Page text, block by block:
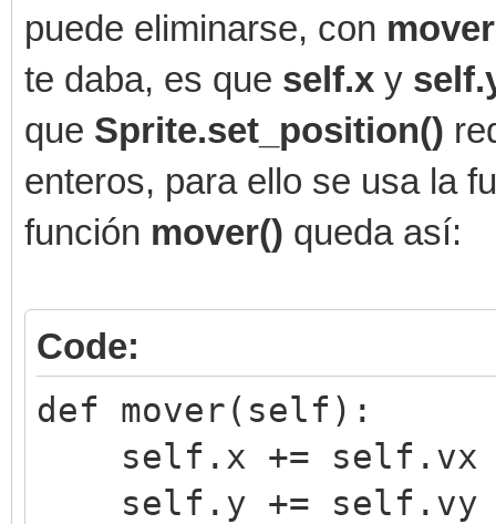
puede eliminarse, con
te daba, es que self.x y
que Sprite.set_position()
enteros, para ello se usa la
función mover() queda así:
Code:
def mover(self):
self.x += self.vx
self.y += self.vy